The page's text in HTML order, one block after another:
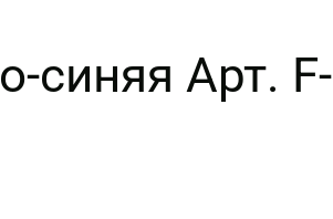
синяя Арт. F-